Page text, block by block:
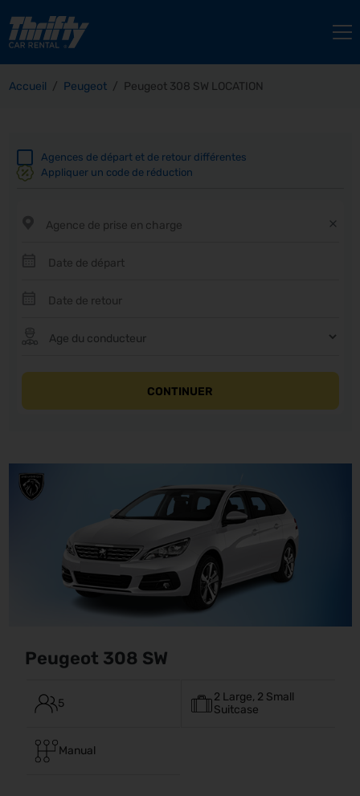
Accueil Peugeot Peugeot 308 SW LOCATION
Agences de départ et de retour différentes
Appliquer un code de réduction
CONTINUER
Peugeot 308 SW
5
2 Large, 2 Small
Suitcase
Manual